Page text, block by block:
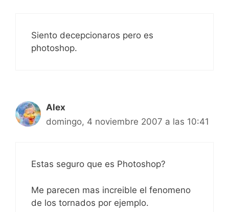
Siento decepcionaros pero es
photoshop.
Alex
domingo, 4 noviembre 2007 a las 10:41
Estas seguro que es Photoshop?
Me parecen mas increible el fenomeno
de los tornados por ejemplo.